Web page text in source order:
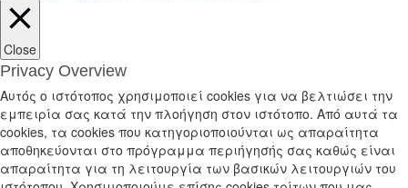
Close
Privacy Overview
Αυτός ο ιστότοπος χρησιμοποιεί cookies για να βελτιώσει την
εμπειρία σας κατά την πλοήγηση στον ιστότοπο. Από αυτά τα
cookies, τα cookies που κατηγοριοποιούνται ως απαραίτητα
αποθηκεύονται στο πρόγραμμα περιήγησής σας καθώς είναι
απαραίτητα για τη λειτουργία των βασικών λειτουργιών του